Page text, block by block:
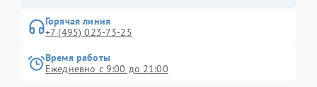
Горячая линия
+7 (495) 023-73-25
Время работы
Ежедневно с 9:00 до 21:00